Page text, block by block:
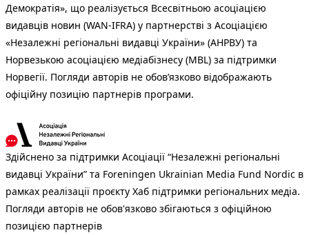
Демократія», що реалізується Всесвітньою асоціацією
видавців новин (WAN-IFRA) у партнерстві з Асоціацією
«Незалежні регіональні видавці України» (АНРВУ) та
Норвезькою асоціацією медіабізнесу (MBL) за підтримки
Норвегії. Погляди авторів не обов’язково відображають
офіційну позицію партнерів програми.
Здійснено за підтримки Асоціації “Незалежні регіональні
видавці України” та Foreningen Ukrainian Media Fund Nordic в
рамках реалізації проєкту Хаб підтримки регіональних медіа.
Погляди авторів не обов'язково збігаються з офіційною
позицією партнерів